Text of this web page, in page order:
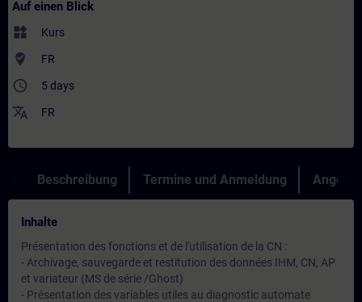
Auf einen Blick
widgets Kurs
where_to_vote FR
access_time 5 days
translate FR
Beschreibung Termine und Anmeldung Angebot
Inhalte
Présentation des fonctions et de l'utilisation de la CN :
- Archivage, sauvegarde et restitution des données IHM, CN, AP
et variateur (MS de série /Ghost)
- Présentation des variables utiles au diagnostic automate